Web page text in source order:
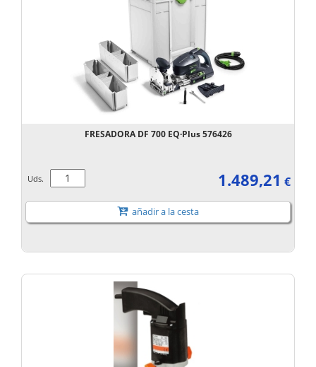
FRESADORA DF 700 EQ·Plus 576426
Uds. 1.489,21 €
añadir a la cesta